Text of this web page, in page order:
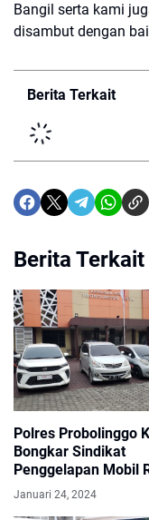
Bangil serta kami
disambut dengan
Berita Terkait
Berita Terkait
Polres Probolinggo
Bongkar Sindikat
Penggelapan Mobil
Tujuh Orang
Januari 24, 2024